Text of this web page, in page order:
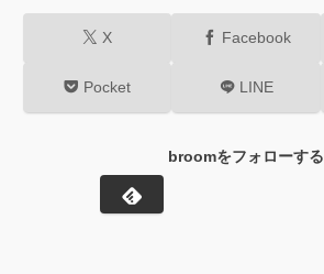
X Facebook
Pocket LINE
broomをフォローする